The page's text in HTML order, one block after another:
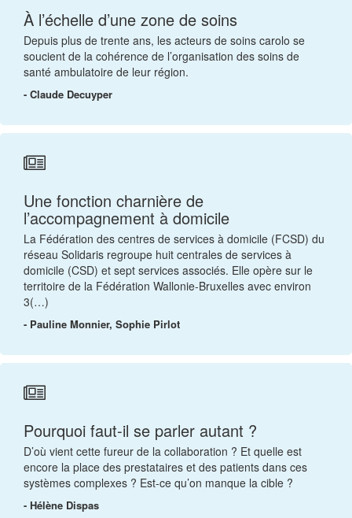
À l’échelle d’une zone de soins
Depuis plus de trente ans, les acteurs de soins carolo se
soucient de la cohérence de l’organisation des soins de
santé ambulatoire de leur région.
- Claude Decuyper
Une fonction charnière de
l’accompagnement à domicile
La Fédération des centres de services à domicile (FCSD) du
réseau Solidaris regroupe huit centrales de services à
domicile (CSD) et sept services associés. Elle opère sur le
territoire de la Fédération Wallonie-Bruxelles avec environ
3(…)
- Pauline Monnier, Sophie Pirlot
Pourquoi faut-il se parler autant ?
D’où vient cette fureur de la collaboration ? Et quelle est
encore la place des prestataires et des patients dans ces
systèmes complexes ? Est-ce qu’on manque la cible ?
- Hélène Dispas